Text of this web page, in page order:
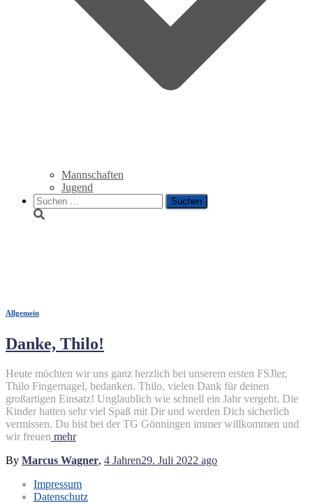
Mannschaften
Jugend
Suche
nach:
Allgemein
Danke, Thilo!
Heute möchten wir uns ganz herzlich bei unserem ersten FSJler,
Thilo Fingernagel, bedanken. Thilo, vielen Dank für deinen
großartigen Einsatz! Unglaublich wie schnell ein Jahr vergeht. Die
Kinder hatten sehr viel Spaß mit Dir und werden Dich sicherlich
vermissen. Du bist bei der TG Gönningen immer willkommen und
wir freuen mehr
By Marcus Wagner, 4 Jahren29. Juli 2022 ago
Impressum
Datenschutz